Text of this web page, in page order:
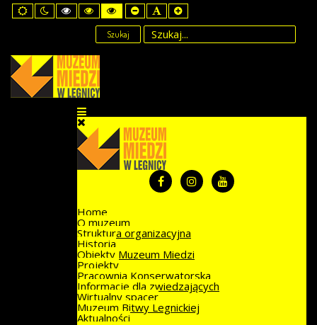
Default
mode
Night
mode
High
Contrast
mode
High
Contrast
Black
Yellow
mode
High
Contrast
Yellow
Black
mode
Set
Smaller
Font
Set
Default
Font
Set
Larger
Font
Szukaj
Home
O muzeum
Struktura organizacyjna
Historia
Obiekty Muzeum Miedzi
Projekty
Pracownia Konserwatorska
Informacje dla zwiedzających
Wirtualny spacer
Muzeum Bitwy Legnickiej
Aktualności